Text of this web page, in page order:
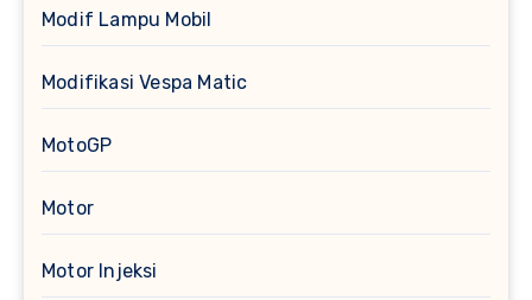
Modif Lampu Mobil
Modifikasi Vespa Matic
MotoGP
Motor
Motor Injeksi